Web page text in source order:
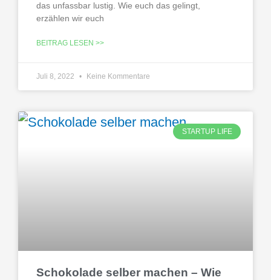
das unfassbar lustig. Wie euch das gelingt,
erzählen wir euch
BEITRAG LESEN >>
Juli 8, 2022 Keine Kommentare
STARTUP LIFE
Schokolade selber machen – Wie